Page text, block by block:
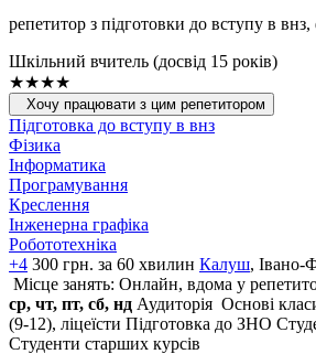
репетитор з підготовки до вступу в
Шкільний вчитель (досвід 15 років)
★★★★
Хочу працювати з цим репетитором
Підготовка до вступу в внз
Фізика
Інформатика
Програмування
Креслення
Інженерна графіка
Робототехніка
+4 300 грн. за 60 хвилин Калуш, Івано-
Місце занять: Онлайн, вдома у
ср, чт, пт, сб, нд Аудиторія Основі
(9-12), ліцеїсти Підготовка до ЗНО
Студенти старших курсів